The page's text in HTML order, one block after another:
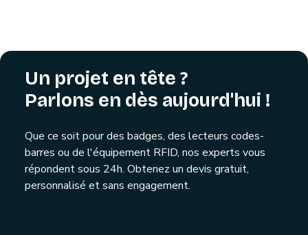
Un projet en tête ?
Parlons en dès aujourd'hui !
Que ce soit pour des badges, des lecteurs codes-
barres ou de l'équipement RFID, nos experts vous
répondent sous 24h. Obtenez un devis gratuit,
personnalisé et sans engagement.